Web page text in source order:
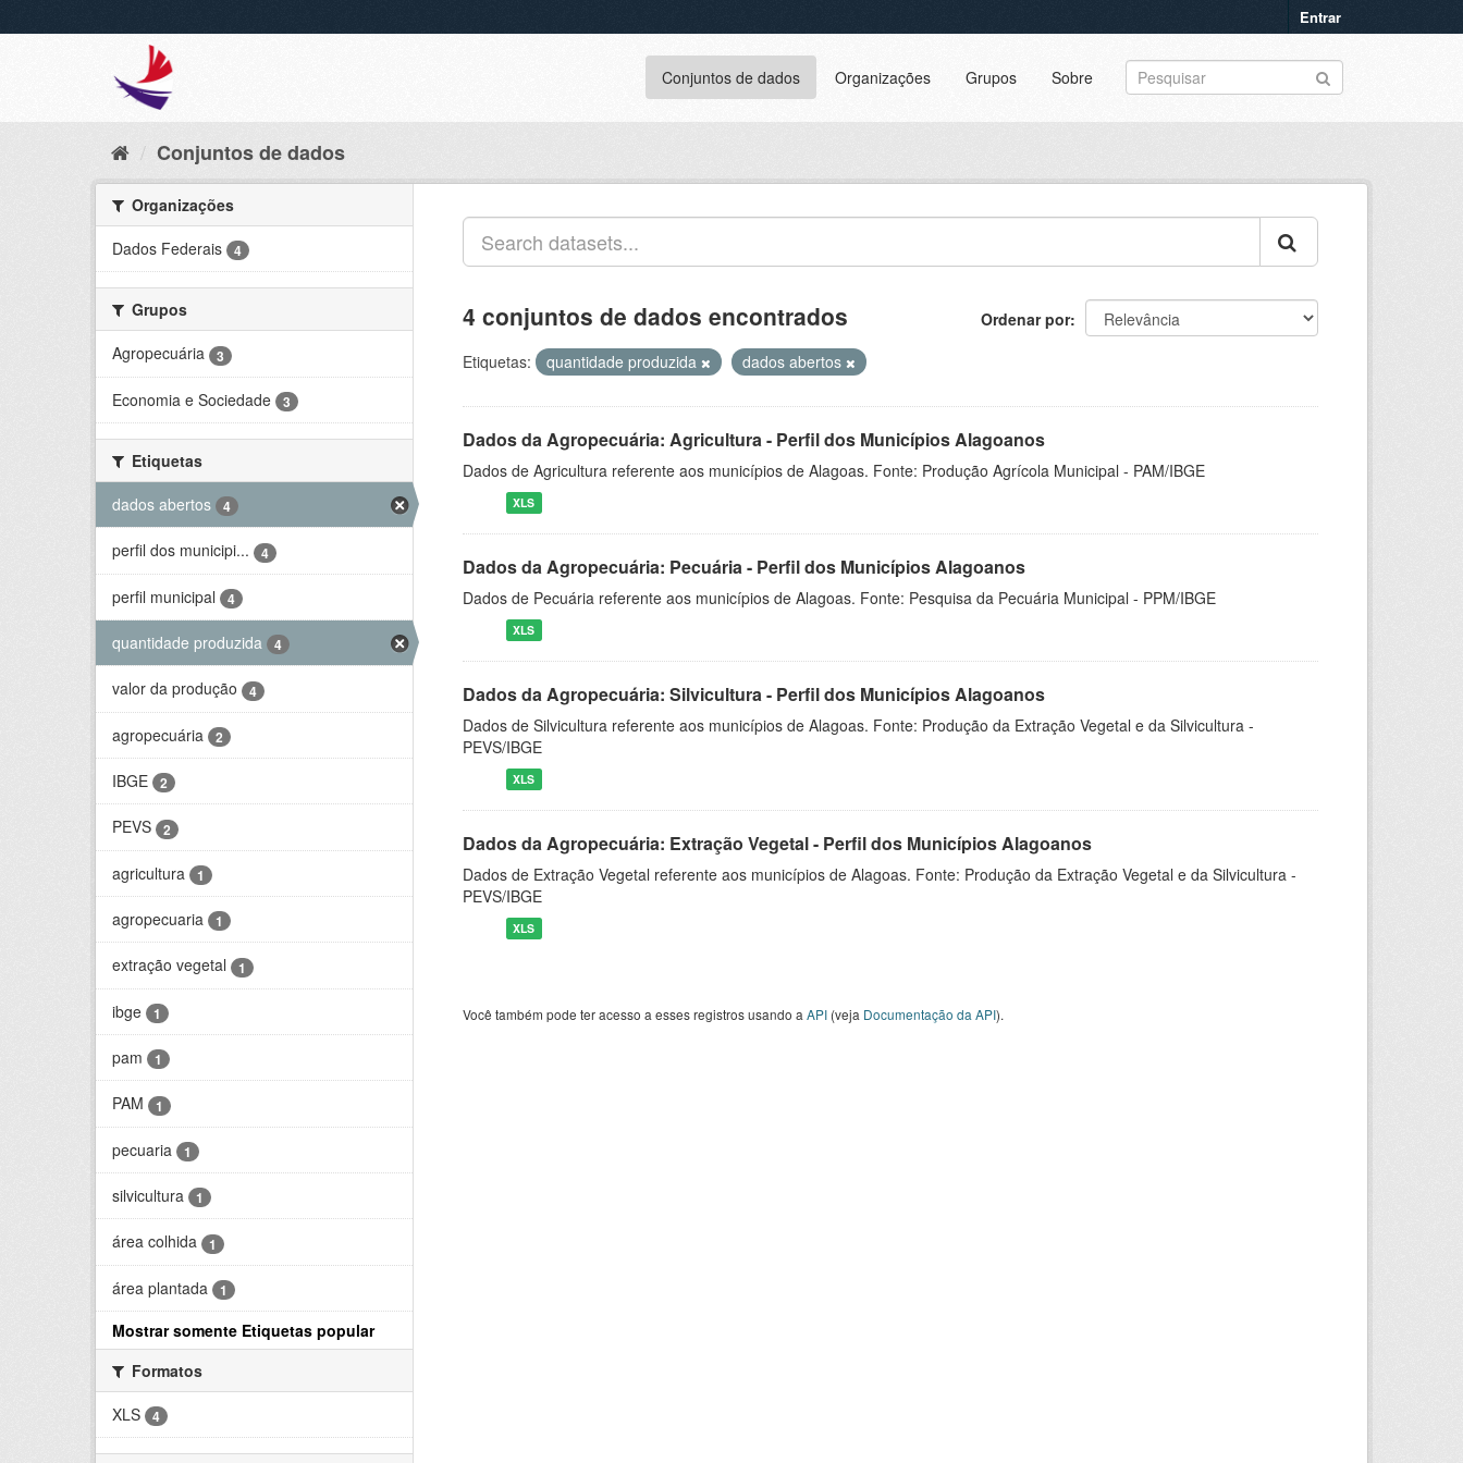
Entrar
Conjuntos de dados Organizações Grupos Sobre
Conjuntos de dados
Organizações
Dados Federais
4
Grupos
Agropecuária
3
Economia e Sociedade 3
Etiquetas
dados abertos
4
perfil dos municipi... 4
perfil municipal 4
quantidade produzida 4
valor da produção 4
agropecuária 2
IBGE 2
PEVS 2
agricultura 1
agropecuaria 1
extração vegetal 1
ibge 1
pam 1
PAM 1
pecuaria 1
silvicultura 1
área colhida 1
área plantada 1
Mostrar somente Etiquetas popular
Formatos
XLS
4
Ordenar por
4 conjuntos de dados encontrados
Etiquetas: quantidade produzida dados abertos
Dados da Agropecuária: Agricultura - Perfil dos Municípios Alagoanos
Dados de Agricultura referente aos municípios de Alagoas. Fonte: Produção Agrícola Municipal - PAM/IBGE
XLS
Dados da Agropecuária: Pecuária - Perfil dos Municípios Alagoanos
Dados de Pecuária referente aos municípios de Alagoas. Fonte: Pesquisa da Pecuária Municipal - PPM/IBGE
XLS
Dados da Agropecuária: Silvicultura - Perfil dos Municípios Alagoanos
Dados de Silvicultura referente aos municípios de Alagoas. Fonte: Produção da Extração Vegetal e da Silvicultura -
PEVS/IBGE
XLS
Dados da Agropecuária: Extração Vegetal - Perfil dos Municípios Alagoanos
Dados de Extração Vegetal referente aos municípios de Alagoas. Fonte: Produção da Extração Vegetal e da Silvicultura -
PEVS/IBGE
XLS
Você também pode ter acesso a esses registros usando a API (veja Documentação da API).